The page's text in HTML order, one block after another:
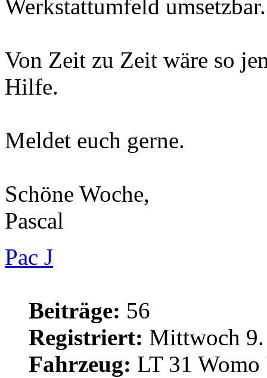
Werkstattumfeld umsetzbar.
Von Zeit zu Zeit wäre so
Hilfe.
Meldet euch gerne.
Schöne Woche,
Pascal
Pac J
Beiträge: 56
Registriert: Mittwoch
Fahrzeug: LT 31